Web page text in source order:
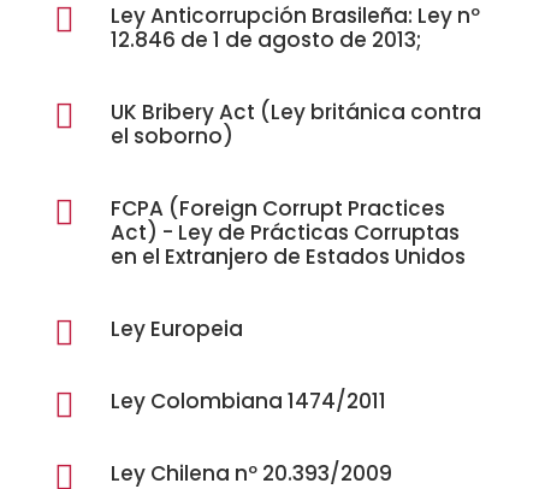

Ley Anticorrupción Brasileña: Ley nº
12.846 de 1 de agosto de 2013;

UK Bribery Act (Ley británica contra
el soborno)

FCPA (Foreign Corrupt Practices
Act) - Ley de Prácticas Corruptas
en el Extranjero de Estados Unidos
 Ley Europeia
 Ley Colombiana 1474/2011
 Ley Chilena nº 20.393/2009